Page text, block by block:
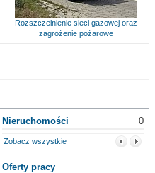
Rozszczelnienie sieci gazowej oraz
zagrożenie pożarowe
Nieruchomości 0
Zobacz wszystkie
Oferty pracy